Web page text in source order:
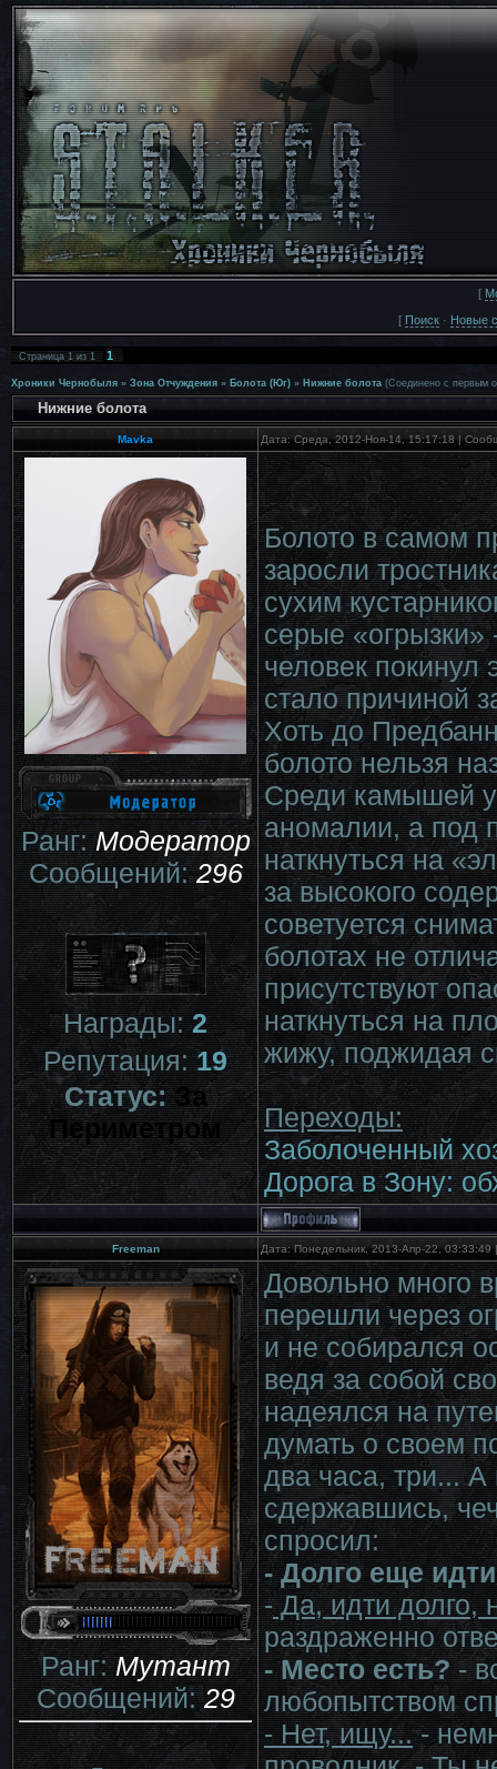
[
[ Поиск · Новые
Страница1из1 1
Хроники Чернобыля » Зона Отчуждения » Болота (Юг) » Нижние болота (Соединено с первым
Нижние болота
Mavka Дата: Среда, 2012-Ноя-14, 15:17:18 |
Ранг:Модератор
Сообщений:296
Награды:2
Репутация:19
Статус:За
Периметром
Болото в самом
заросли
сухим
серые «огрызки»
человек покинул
стало причиной
Хоть до
болото нельзя
Среди камышей
аномалии, а под
наткнуться на
за высокого
советуется
болотах не
присутствуют
наткнуться на
жижу, поджидая
Переходы:
Заболоченный
Дорога в Зону:
Freeman Дата: Понедельник, 2013-Апр-22,
Ранг:Мутант
Сообщений:29
Довольно много
перешли через
и не собирался
ведя за собой
надеялся на
думать о своем
два часа, три...
сдержавшись,
спросил:
- Долго еще
-Да, идти долго,
раздраженно
- Место есть?-
любопытством
- Нет, ищу...-